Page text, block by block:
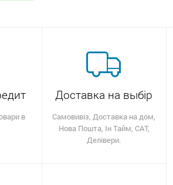
в
Доставка на выбір
Самовивіз, Доставка на дом,
Нова Пошта, Ін Тайм, САТ,
Делівери.